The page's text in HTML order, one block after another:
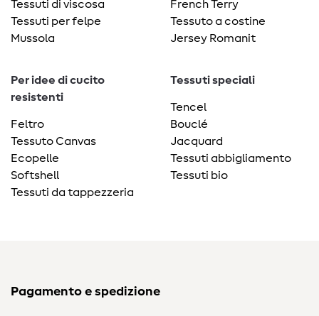
Tessuti di viscosa
Tessuti per felpe
Mussola
French Terry
Tessuto a costine
Jersey Romanit
Per idee di cucito
resistenti
Feltro
Tessuto Canvas
Ecopelle
Softshell
Tessuti da tappezzeria
Tessuti speciali
Tencel
Bouclé
Jacquard
Tessuti abbigliamento
Tessuti bio
Pagamento e spedizione